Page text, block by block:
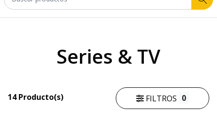
Series & TV
14 Producto(s) FILTROS 0